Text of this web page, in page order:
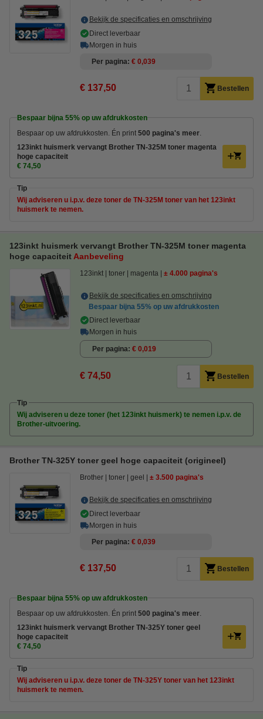
Bekijk de specificaties en omschrijving
Direct leverbaar
Morgen in huis
Per pagina € 0,039
€ 137,50 Bestellen
Bespaar bijna 55% op uw afdrukkosten
Bespaar op uw afdrukkosten. Én print 500 pagina's meer
123inkt huismerk vervangt Brother TN-325M toner magenta
hoge capaciteit
€ 74,50
Tip
Wij adviseren u i.p.v. deze toner de TN-325M toner van het 123inkt
huismerk te nemen.
123inkt huismerk vervangt Brother TN-325M toner magenta
hoge capaciteit Aanbeveling
123inkt toner magenta ± 4.000 pagina's
Bekijk de specificaties en omschrijving
Bespaar bijna 55% op uw afdrukkosten
Direct leverbaar
Morgen in huis
Per pagina € 0,019
€ 74,50 Bestellen
Tip
Wij adviseren u deze toner (het 123inkt huismerk) te nemen i.p.v. de
Brother-uitvoering.
Brother TN-325Y toner geel hoge capaciteit (origineel)
Brother toner geel ± 3.500 pagina's
Bekijk de specificaties en omschrijving
Direct leverbaar
Morgen in huis
Per pagina € 0,039
€ 137,50 Bestellen
Bespaar bijna 55% op uw afdrukkosten
Bespaar op uw afdrukkosten. Én print 500 pagina's meer
123inkt huismerk vervangt Brother TN-325Y toner geel
hoge capaciteit
€ 74,50
Tip
Wij adviseren u i.p.v. deze toner de TN-325Y toner van het 123inkt
huismerk te nemen.